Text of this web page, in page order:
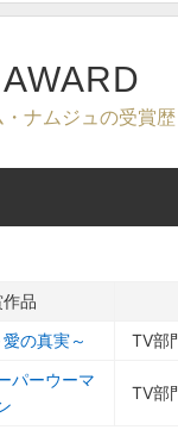
AWARD
・ナムジュの受賞歴
品
の真実～ TV部
パーウーマ
TV部